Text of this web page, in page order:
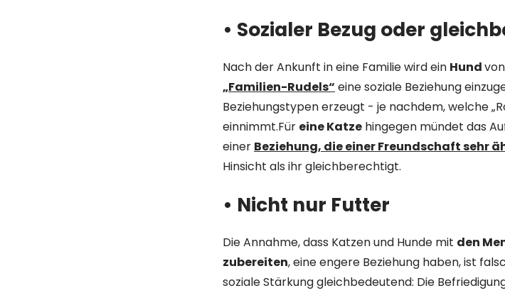
• Sozialer Bezug oder
Nach der Ankunft in eine Familie wird ein Hund
„Familien-Rudels“ eine soziale Beziehung
Beziehungstypen erzeugt - je nachdem, welche
einnimmt.Für eine Katze hingegen mündet das
einer Beziehung, die einer Freundschaft sehr
Hinsicht als ihr gleichberechtigt.
• Nicht nur Futter
Die Annahme, dass Katzen und Hunde mit den
zubereiten, eine engere Beziehung haben, ist
soziale Stärkung gleichbedeutend: Die